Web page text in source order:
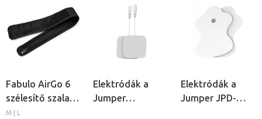
Fabulo AirGo 6
szélesítő szalag
lábmandzsettához,
M | L
Elektródák a
Jumper
Elektródák a
Jumper JPD-